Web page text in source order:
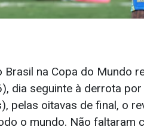
Brasil na Copa do Mundo
dia seguinte à derrota
pelas oitavas de final, o
o mundo. Não faltaram